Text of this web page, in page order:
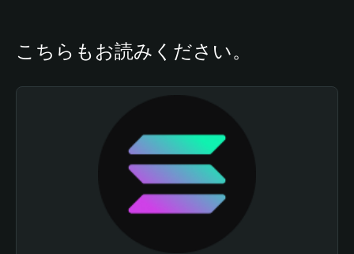
こちらもお読みください。